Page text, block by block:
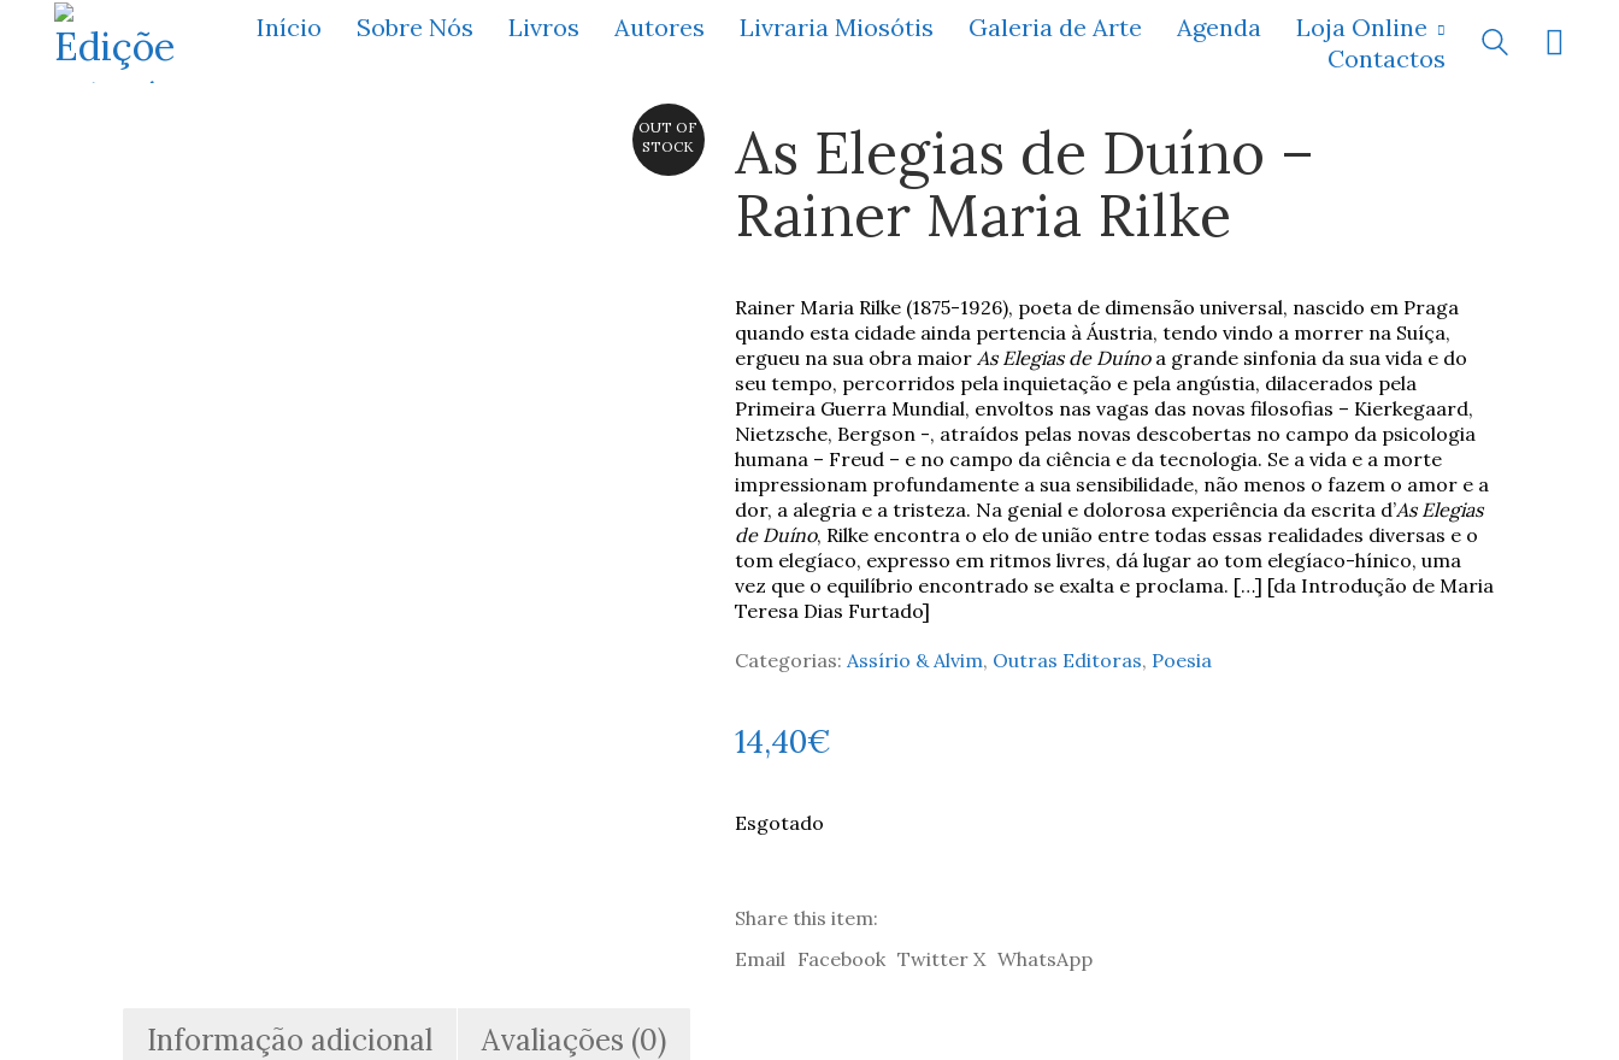
Início Sobre Nós Livros Autores Livraria Miosótis Galeria de Arte Agenda
Loja Online
Contactos
OUT OF
STOCK
As Elegias de Duíno –
Rainer Maria Rilke
Rainer Maria Rilke (1875-1926), poeta de dimensão universal, nascido em Praga
quando esta cidade ainda pertencia à Áustria, tendo vindo a morrer na Suíça,
ergueu na sua obra maior As Elegias de Duínoa grande sinfonia da sua vida e do
seu tempo, percorridos pela inquietação e pela angústia, dilacerados pela
Primeira Guerra Mundial, envoltos nas vagas das novas filosofias – Kierkegaard,
Nietzsche, Bergson -, atraídos pelas novas descobertas no campo da psicologia
humana – Freud – e no campo da ciência e da tecnologia. Se a vida e a morte
impressionam profundamente a sua sensibilidade, não menos o fazem o amor e a
dor, a alegria e a tristeza. Na genial e dolorosa experiência da escrita d’As Elegias
de Duíno, Rilke encontra o elo de união entre todas essas realidades diversas e o
tom elegíaco, expresso em ritmos livres, dá lugar ao tom elegíaco-hínico, uma
vez que o equilíbrio encontrado se exalta e proclama. […] [da Introdução de Maria
Teresa Dias Furtado]
Categorias: Assírio & Alvim, Outras Editoras, Poesia
14,40€
Esgotado
Share this item:
Email Facebook Twitter X WhatsApp
Informação adicional Avaliações (0)